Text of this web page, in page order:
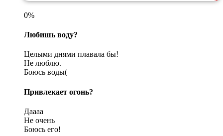
0%
Любишь воду?
Целыми днями плавала бы!
Не люблю.
Боюсь воды(
Привлекает огонь?
Даааа
Не очень
Боюсь его!